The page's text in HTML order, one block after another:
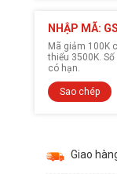
NHẬP MÃ:
Mã giảm 100K
thiểu 3500K.
có hạn.
Sao chép
Giao